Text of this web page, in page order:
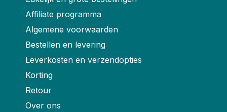
Affiliate programma
Algemene voorwaarden
Bestellen en levering
Leverkosten en verzendopties
Korting
Retour
Over ons